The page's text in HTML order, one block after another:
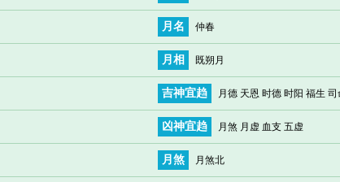
月名 仲春
月相 既朔月
吉神宜趋 月德 天恩 时德 时阳 福生 司
凶神宜趋 月煞 月虚 血支 五虚
月煞 月煞北